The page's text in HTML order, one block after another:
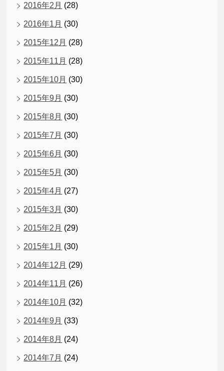
2016年2月 (28)
2016年1月 (30)
2015年12月 (28)
2015年11月 (28)
2015年10月 (30)
2015年9月 (30)
2015年8月 (30)
2015年7月 (30)
2015年6月 (30)
2015年5月 (30)
2015年4月 (27)
2015年3月 (30)
2015年2月 (29)
2015年1月 (30)
2014年12月 (29)
2014年11月 (26)
2014年10月 (32)
2014年9月 (33)
2014年8月 (24)
2014年7月 (24)